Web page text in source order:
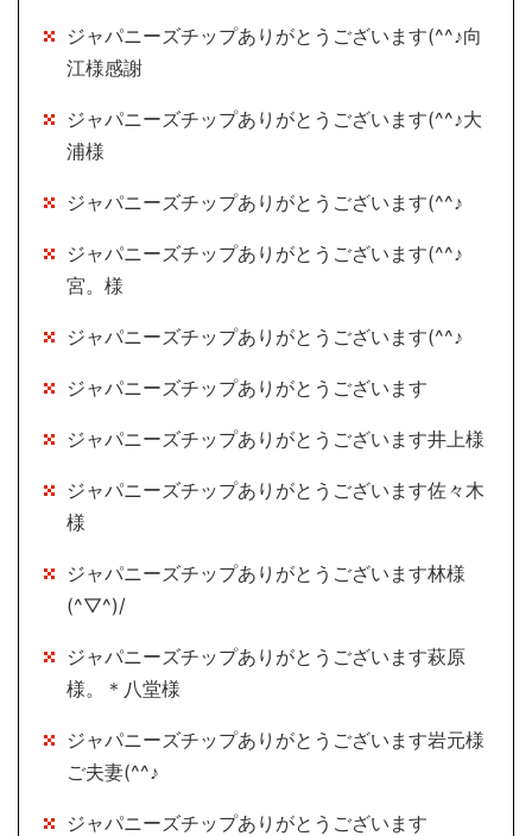
ジャパニーズチップありがとうございます(^^♪向
江様感謝
ジャパニーズチップありがとうございます(^^♪大
浦様
ジャパニーズチップありがとうございます(^^♪
ジャパニーズチップありがとうございます(^^♪
宮。様
ジャパニーズチップありがとうございます(^^♪
ジャパニーズチップありがとうございます
ジャパニーズチップありがとうございます井上様
ジャパニーズチップありがとうございます佐々木
様
ジャパニーズチップありがとうございます林様
(^▽^)/
ジャパニーズチップありがとうございます萩原
様。＊八堂様
ジャパニーズチップありがとうございます岩元様
ご夫妻(^^♪
ジャパニーズチップありがとうございます